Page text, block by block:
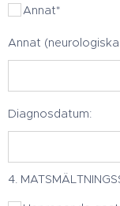
Annat*
Annat
Diagnosdatum:
4.